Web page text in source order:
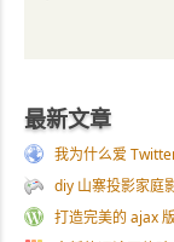
最新文章
我为什么爱
diy 山寨投影家庭
打造完美的 ajax